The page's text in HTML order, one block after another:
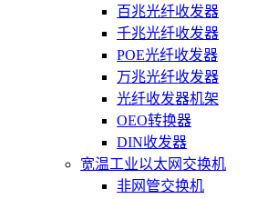
百兆光纤收发器
千兆光纤收发器
POE光纤收发器
万兆光纤收发器
光纤收发器机架
OEO转换器
DIN收发器
宽温工业以太网交换机
非网管交换机